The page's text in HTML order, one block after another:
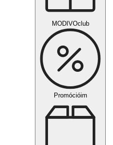
MODIVOclub
Promócióim